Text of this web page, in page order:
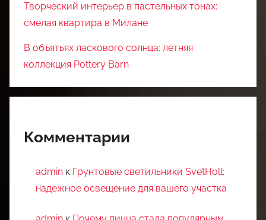
Творческий интерьер в пастельных тонах:
смелая квартира в Милане
В объятьях ласкового солнца: летняя
коллекция Pottery Barn
Комментарии
admin к Грунтовые светильники SvetHoll:
надежное освещение для вашего участка